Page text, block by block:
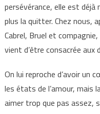
persévérance, elle est déjà
plus la quitter. Chez nous,
Cabrel, Bruel et
vient d’être consacrée aux
On lui reproche d’avoir un
les états de l’amour, mais
aimer trop que pas assez,